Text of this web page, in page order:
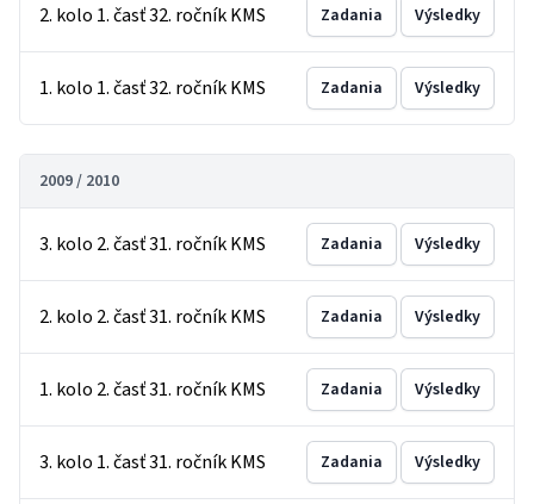
2. kolo 1. časť 32. ročník KMS Zadania Výsledky
1. kolo 1. časť 32. ročník KMS Zadania Výsledky
2009 / 2010
3. kolo 2. časť 31. ročník KMS Zadania Výsledky
2. kolo 2. časť 31. ročník KMS Zadania Výsledky
1. kolo 2. časť 31. ročník KMS Zadania Výsledky
3. kolo 1. časť 31. ročník KMS Zadania Výsledky